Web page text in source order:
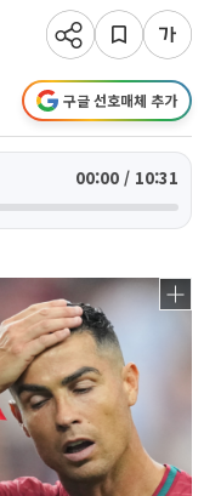
구글 선호매체 추가
00:00 / 10:31